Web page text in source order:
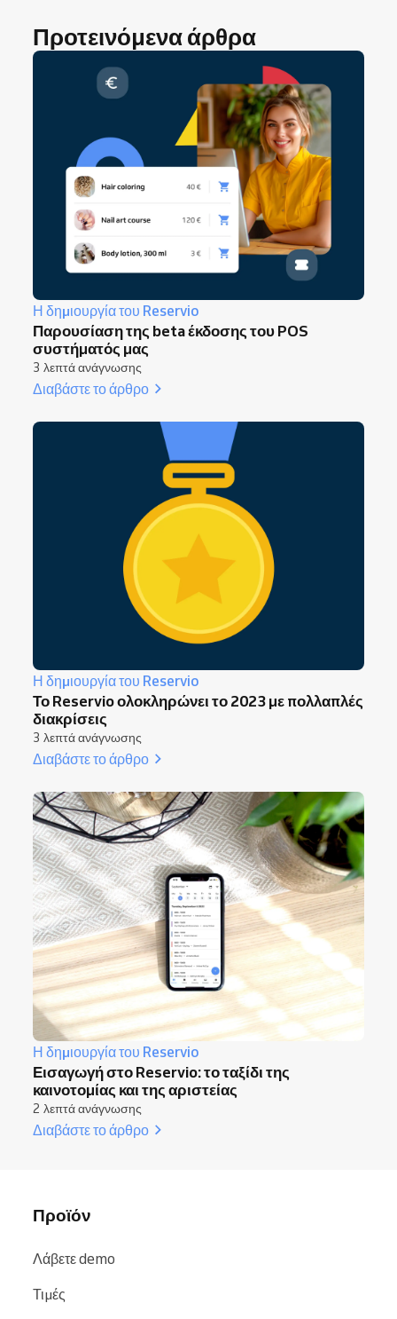
Προτεινόμενα άρθρα
Η δημιουργία του Reservio
Παρουσίαση της beta έκδοσης του POS
συστήματός μας
3 λεπτά ανάγνωσης
Διαβάστε το άρθρο
Η δημιουργία του Reservio
Το Reservio ολοκληρώνει το 2023 με πολλαπλές
διακρίσεις
3 λεπτά ανάγνωσης
Διαβάστε το άρθρο
Η δημιουργία του Reservio
Εισαγωγή στο Reservio: το ταξίδι της
καινοτομίας και της αριστείας
2 λεπτά ανάγνωσης
Διαβάστε το άρθρο
Προϊόν
Λάβετε demo
Τιμές